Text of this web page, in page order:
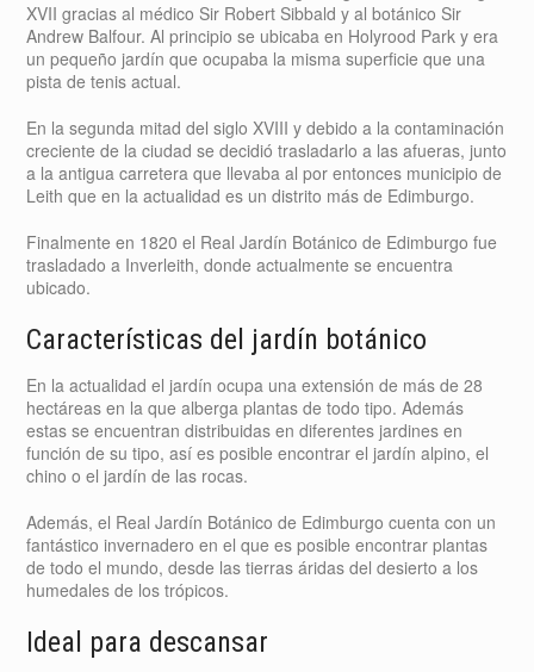
XVII gracias al médico Sir Robert Sibbald y al botánico Sir
Andrew Balfour. Al principio se ubicaba en Holyrood Park y era
un pequeño jardín que ocupaba la misma superficie que una
pista de tenis actual.
En la segunda mitad del siglo XVIII y debido a la contaminación
creciente de la ciudad se decidió trasladarlo a las afueras, junto
a la antigua carretera que llevaba al por entonces municipio de
Leith que en la actualidad es un distrito más de Edimburgo.
Finalmente en 1820 el Real Jardín Botánico de Edimburgo fue
trasladado a Inverleith, donde actualmente se encuentra
ubicado.
Características del jardín botánico
En la actualidad el jardín ocupa una extensión de más de 28
hectáreas en la que alberga plantas de todo tipo. Además
estas se encuentran distribuidas en diferentes jardines en
función de su tipo, así es posible encontrar el jardín alpino, el
chino o el jardín de las rocas.
Además, el Real Jardín Botánico de Edimburgo cuenta con un
fantástico invernadero en el que es posible encontrar plantas
de todo el mundo, desde las tierras áridas del desierto a los
humedales de los trópicos.
Ideal para descansar